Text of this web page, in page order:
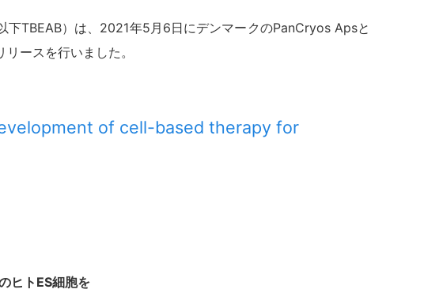
TBEAB）は、2021年5月6日にデンマークのPanCryos Apsと
ースを行いました。
of cell-based therapy for
ヒトES細胞を